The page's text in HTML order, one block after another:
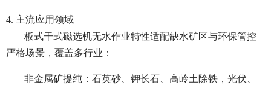
4. 主流应用领域
板式干式磁选机无水作业特性适配缺水矿区与环保管控
严格场景，覆盖多行业：
非金属矿提纯：石英砂、钾长石、高岭土除铁，光伏、